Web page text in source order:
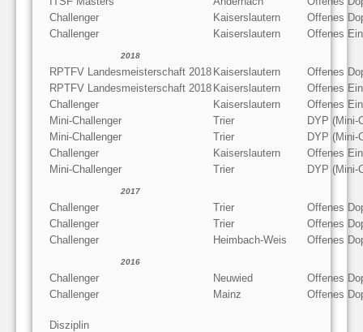
Challenger
Kaiserslautern
Offenes
Challenger
Kaiserslautern Offenes
2018
RPTFV Landesmeisterschaft 2018 Kaiserslautern
Offenes
RPTFV Landesmeisterschaft 2018 Kaiserslautern
Offenes
Challenger
Kaiserslautern
Offenes
Mini-Challenger
Trier
DYP (Mini-
Mini-Challenger
Trier
DYP (Mini-
Challenger
Kaiserslautern
Offenes
Mini-Challenger
Trier DYP (Mini-
2017
Challenger Trier
Offenes
Challenger
Trier
Offenes
Challenger
Heimbach-Weis Offenes
2016
Challenger Neuwied
Offenes
Challenger
Mainz Offenes
Disziplin